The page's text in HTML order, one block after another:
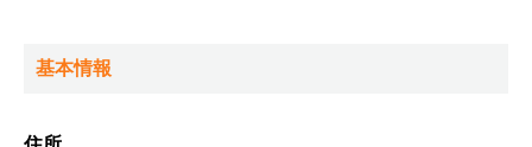
基本情報